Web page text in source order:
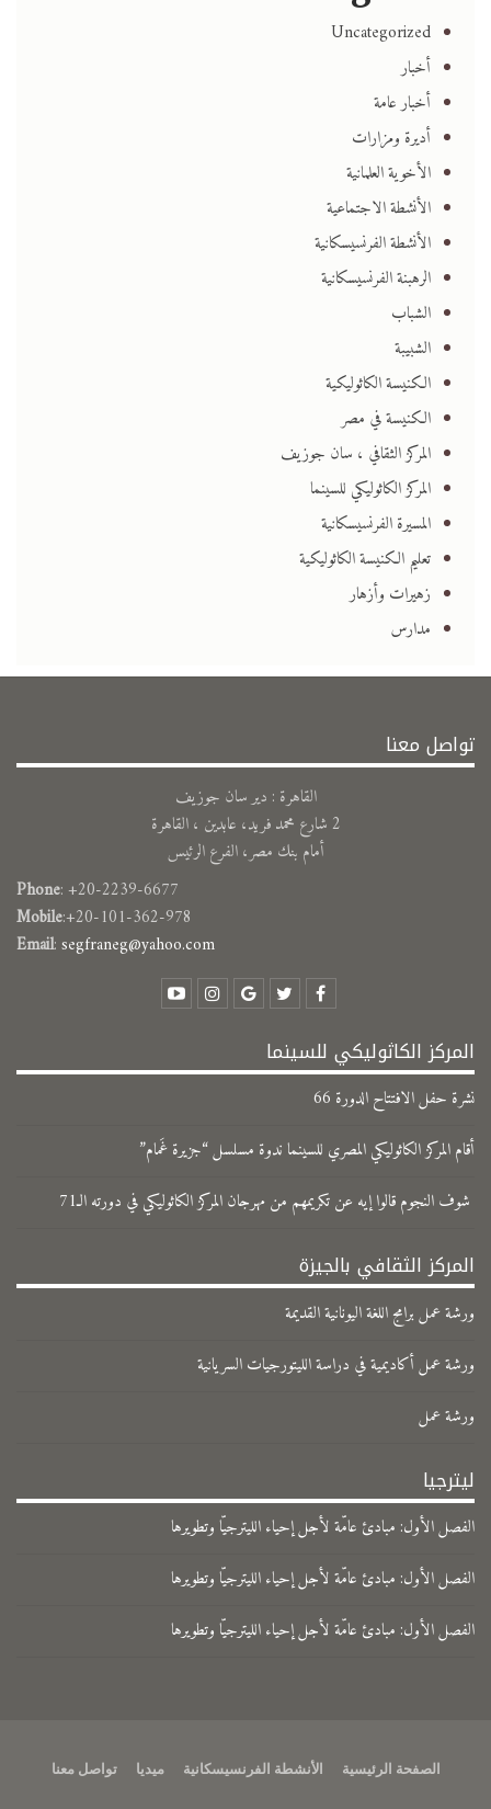
Uncategorized
أخبار
أخبار عامة
أديرة ومزارات
الأخوية العلمانية
الأنشطة الاجتماعية
الأنشطة الفرنسيسكانية
الرهبنة الفرنسيسكانية
الشباب
الشبيبة
الكنيسة الكاثوليكية
الكنيسة في مصر
المركز الثقافي ، سان جوزيف
المركز الكاثوليكي للسينما
المسيرة الفرنسيسكانية
تعليم الكنيسة الكاثوليكية
زهيرات وأزهار
مدارس
تواصل معنا
القاهرة : دير سان جوزيف
2 شارع محمد فريد، عابدين ، القاهرة
أمام بنك مصر، الفرع الرئيس
Phone: +20-2239-6677
Mobile:+20-101-362-978
Email:segfraneg@yahoo.com
المركز الكاثوليكي للسينما
نشرة حفل الافتتاح الدورة 66
​أقام المركز الكاثوليكي المصري للسينما ندوة مسلسل “جزيرة غَمام”
شوف النجوم قالوا إيه عن تكريمهم من مهرجان المركز الكاثوليكي في دورته الـ71
المركز الثقافي بالجيزة
ورشة عمل برامج اللغة اليونانية القديمة
ورشة عمل أكاديمية في دراسة الليتورجيات السريانية
ورشة عمل
ليترجيا
الفصل الأول: مبادئ عامّة لأجل إحياء الليترجيّا وتطويرها
الفصل الأول: مبادئ عامّة لأجل إحياء الليترجيّا وتطويرها
الفصل الأول: مبادئ عامّة لأجل إحياء الليترجيّا وتطويرها
الصفحة الرئيسية الأنشطة الفرنسيسكانية ميديا تواصل معنا